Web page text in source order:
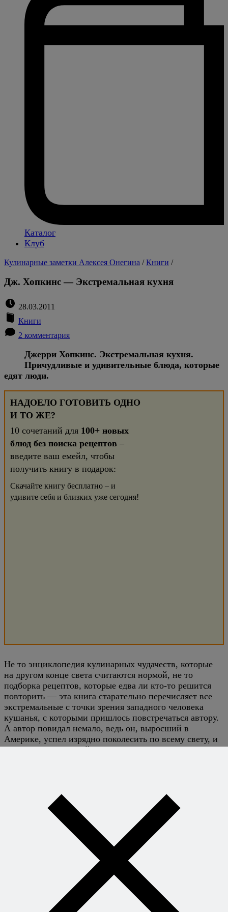
Каталог
Клуб
Кулинарные заметки Алексея Онегина /Книги /
Дж. Хопкинс — Экстремальная кухня
28.03.2011
Книги
2 комментария
Джерри Хопкинс. Экстремальная кухня.
Причудливые и удивительные блюда, которые
едят люди.
НАДОЕЛО ГОТОВИТЬ ОДНО
И ТО ЖЕ?
10 сочетаний для 100+ новых
блюд без поиска рецептов –
введите ваш емейл, чтобы
получить книгу в подарок:
Скачайте книгу бесплатно – и
удивите себя и близких уже сегодня!
Не то энциклопедия кулинарных чудачеств, которые
на другом конце света считаются нормой, не то
подборка рецептов, которые едва ли кто-то решится
повторить — эта книга старательно перечисляет все
экстремальные с точки зрения западного человека
кушанья, с которыми пришлось повстречаться автору.
А автор повидал немало, ведь он, выросший в
Америке, успел изрядно поколесить по всему свету, и
осел в юго-восточной Азии, где с непривычки едва ли
омерзительных штук, которые кое-где на планете
считаются деликатесами, читаются как фантастика —
но где-то к середине книги все эти медвежьи лапы,
обезьяньи мозги, личинки, червяки, пенисы, змеи и
прочая вкусняшка начинают восприниматься как
нечто далекое, но, в принципе, вполне допустимое. В
этот момент остается либо дочитать книгу как
детектив, концовка которого уже известна, либо
бросить чтение и заняться более полезными делами. В
конце концов, едва ли вы, сверяясь с рецептом,
приведенным в книге, побежите на кухню, готовить